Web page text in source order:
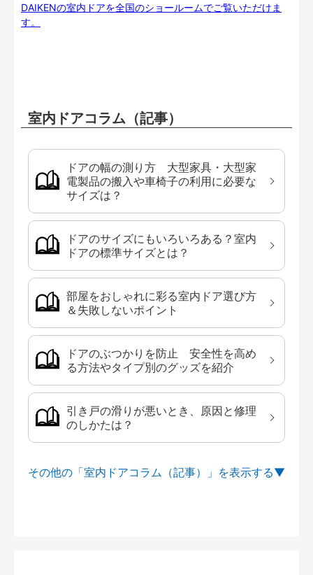
DAIKENの室内ドアを全国のショールームでご覧いただけま
す。
室内ドアコラム（記事）
ドアの幅の測り方 大型家具・大型家
電製品の搬入や車椅子の利用に必要な
サイズは？
ドアのサイズにもいろいろある？室内
ドアの標準サイズとは？
部屋をおしゃれに彩る室内ドア選び方
＆失敗しないポイント
ドアのぶつかりを防止 安全性を高め
る方法やタイプ別のグッズを紹介
引き戸の滑りが悪いとき、原因と修理
のしかたは？
その他の「室内ドアコラム（記事）」を